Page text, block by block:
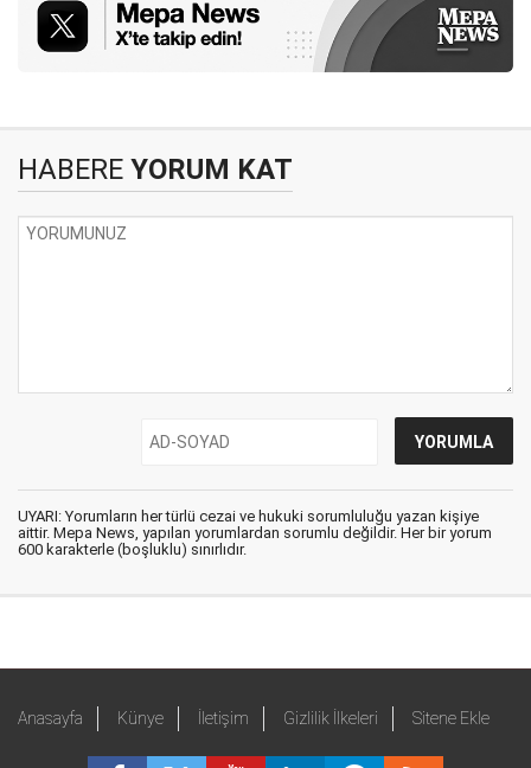
HABERE YORUM KAT
UYARI: Yorumların her türlü cezai ve hukuki sorumluluğu yazan kişiye
aittir. Mepa News, yapılan yorumlardan sorumlu değildir. Her bir yorum
600 karakterle (boşluklu) sınırlıdır.
Anasayfa Künye İletişim Gizlilik İlkeleri Sitene Ekle